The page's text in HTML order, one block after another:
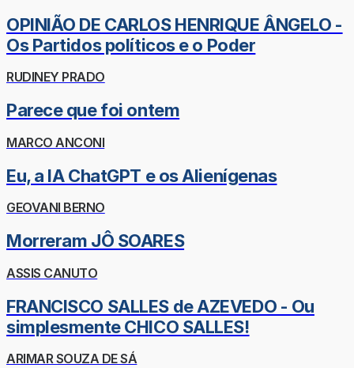
OPINIÃO DE CARLOS HENRIQUE ÂNGELO -
Os Partidos políticos e o Poder
RUDINEY PRADO
Parece que foi ontem
MARCO ANCONI
Eu, a IA ChatGPT e os Alienígenas
GEOVANI BERNO
Morreram JÔ SOARES
ASSIS CANUTO
FRANCISCO SALLES de AZEVEDO - Ou
simplesmente CHICO SALLES!
ARIMAR SOUZA DE SÁ